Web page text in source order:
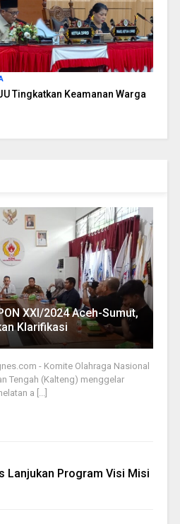
Tingkatkan Keamanan Warga
XXI/2024 Aceh-Sumut,
Klarifikasi
- Komite Olahraga Nasional
Tengah (Kalteng) menggelar
a [...]
Lanjukan Program Visi Misi